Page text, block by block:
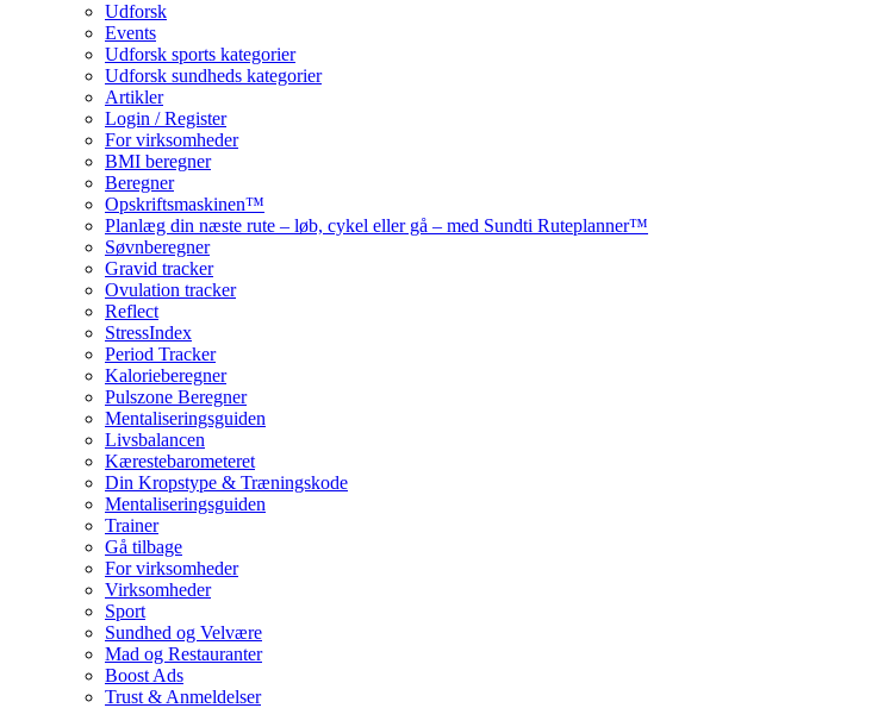
Udforsk
Events
Udforsk sports kategorier
Udforsk sundheds kategorier
Artikler
Login / Register
For virksomheder
BMI beregner
Beregner
Opskriftsmaskinen™
Planlæg din næste rute – løb, cykel eller gå – med Sundti Ruteplanner™
Søvnberegner
Gravid tracker
Ovulation tracker
Reflect
StressIndex
Period Tracker
Kalorieberegner
Pulszone Beregner
Mentaliseringsguiden
Livsbalancen
Kærestebarometeret
Din Kropstype & Træningskode
Mentaliseringsguiden
Trainer
Gå tilbage
For virksomheder
Virksomheder
Sport
Sundhed og Velvære
Mad og Restauranter
Boost Ads
Trust & Anmeldelser